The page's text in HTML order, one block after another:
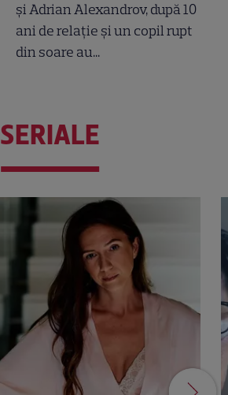
și Adrian Alexandrov, după 10
ani de relație și un copil rupt
din soare au...
SERIALE